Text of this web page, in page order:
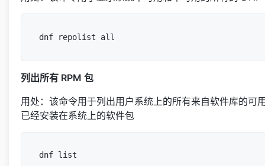
列出所有 RPM 包
用处：该命令用于列出用户系统上的所有来自软件库的可
已经安装在系统上的软件包